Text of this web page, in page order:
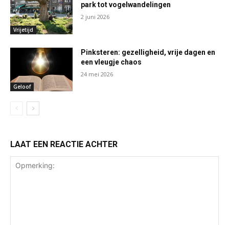
Vrijetijd
park tot vogelwandelingen
2 juni 2026
Geloof
Pinksteren: gezelligheid, vrije dagen en
een vleugje chaos
24 mei 2026
LAAT EEN REACTIE ACHTER